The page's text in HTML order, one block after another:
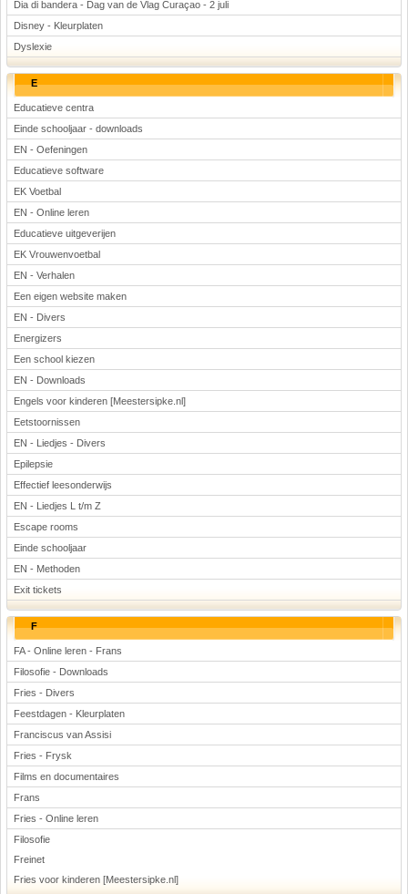
Dia di bandera - Dag van de Vlag Curaçao - 2 juli
Disney - Kleurplaten
Dyslexie
E
Educatieve centra
Einde schooljaar - downloads
EN - Oefeningen
Educatieve software
EK Voetbal
EN - Online leren
Educatieve uitgeverijen
EK Vrouwenvoetbal
EN - Verhalen
Een eigen website maken
EN - Divers
Energizers
Een school kiezen
EN - Downloads
Engels voor kinderen [Meestersipke.nl]
Eetstoornissen
EN - Liedjes - Divers
Epilepsie
Effectief leesonderwijs
EN - Liedjes L t/m Z
Escape rooms
Einde schooljaar
EN - Methoden
Exit tickets
F
FA - Online leren - Frans
Filosofie - Downloads
Fries - Divers
Feestdagen - Kleurplaten
Franciscus van Assisi
Fries - Frysk
Films en documentaires
Frans
Fries - Online leren
Filosofie
Freinet
Fries voor kinderen [Meestersipke.nl]